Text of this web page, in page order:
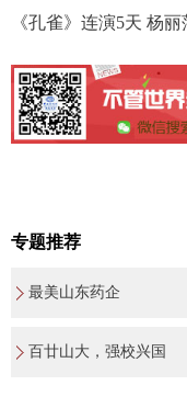
《孔雀》连演5天 杨
专题推荐
最美山东药企
百廿山大，强校兴国